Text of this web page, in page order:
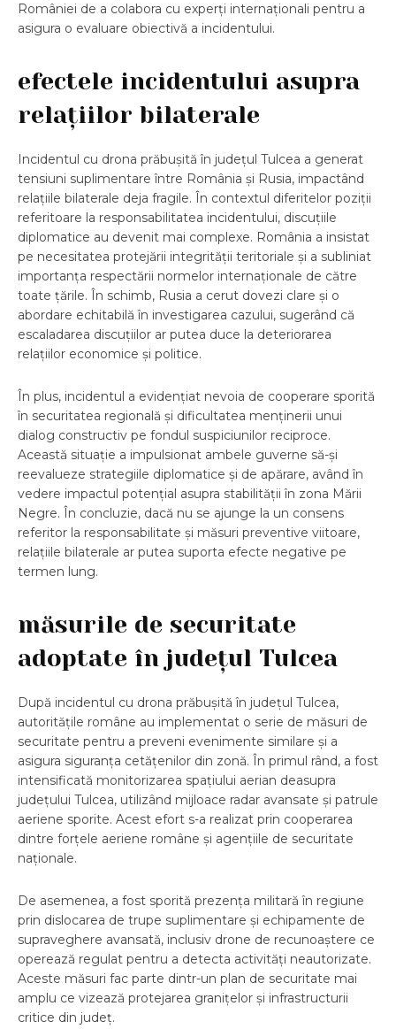
României de a colabora cu experți internaționali pentru a
asigura o evaluare obiectivă a incidentului.
efectele incidentului asupra
relațiilor bilaterale
Incidentul cu drona prăbușită în județul Tulcea a generat
tensiuni suplimentare între România și Rusia, impactând
relațiile bilaterale deja fragile. În contextul diferitelor poziții
referitoare la responsabilitatea incidentului, discuțiile
diplomatice au devenit mai complexe. România a insistat
pe necesitatea protejării integrității teritoriale și a subliniat
importanța respectării normelor internaționale de către
toate țările. În schimb, Rusia a cerut dovezi clare și o
abordare echitabilă în investigarea cazului, sugerând că
escaladarea discuțiilor ar putea duce la deteriorarea
relațiilor economice și politice.
În plus, incidentul a evidențiat nevoia de cooperare sporită
în securitatea regională și dificultatea menținerii unui
dialog constructiv pe fondul suspiciunilor reciproce.
Această situație a impulsionat ambele guverne să-și
reevalueze strategiile diplomatice și de apărare, având în
vedere impactul potențial asupra stabilității în zona Mării
Negre. În concluzie, dacă nu se ajunge la un consens
referitor la responsabilitate și măsuri preventive viitoare,
relațiile bilaterale ar putea suporta efecte negative pe
termen lung.
măsurile de securitate
adoptate în județul Tulcea
După incidentul cu drona prăbușită în județul Tulcea,
autoritățile române au implementat o serie de măsuri de
securitate pentru a preveni evenimente similare și a
asigura siguranța cetățenilor din zonă. În primul rând, a fost
intensificată monitorizarea spațiului aerian deasupra
județului Tulcea, utilizând mijloace radar avansate și patrule
aeriene sporite. Acest efort s-a realizat prin cooperarea
dintre forțele aeriene române și agențiile de securitate
naționale.
De asemenea, a fost sporită prezența militară în regiune
prin dislocarea de trupe suplimentare și echipamente de
supraveghere avansată, inclusiv drone de recunoaștere ce
operează regulat pentru a detecta activități neautorizate.
Aceste măsuri fac parte dintr-un plan de securitate mai
amplu ce vizează protejarea granițelor și infrastructurii
critice din județ.